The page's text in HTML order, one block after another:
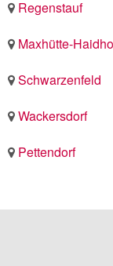
Regenstauf
Maxhütte-
Schwarzenfeld
Wackersdorf
Pettendorf